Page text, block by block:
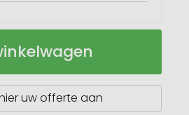
uw offerte aan